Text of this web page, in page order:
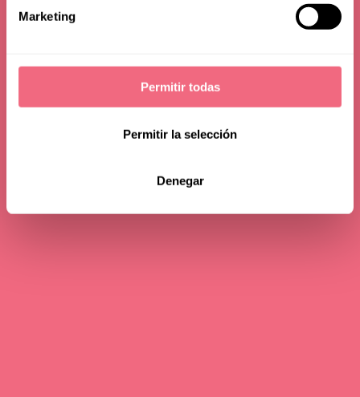
Marketing
Permitir todas
Permitir la selección
Denegar